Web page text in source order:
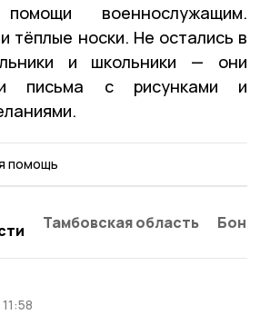
помощи военнослужащим.
тёплые носки. Не остались в
и школьники — они
письма с рисунками и
помощь
Тамбовская область